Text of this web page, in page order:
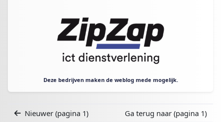
Deze bedrijven maken de weblog mede mogelijk.
Nieuwer (pagina 1) Ga terug naar (pagina 1)